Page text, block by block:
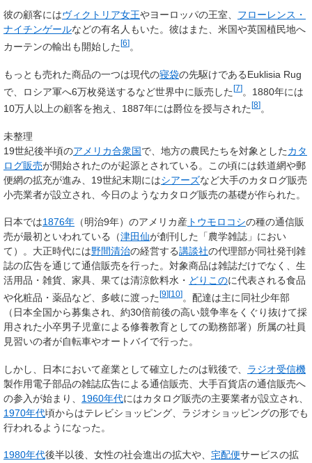
彼の顧客にはヴィクトリア女王やヨーロッパの王室、 フローレンス・
ナイチンゲールなどの有名人もいた。彼はまた、米国や英国植民地へ
カーテンの輸出も開始した [6] 。
もっとも売れた商品の一つは現代の寝袋の先駆けであるEuklisia Rug
で、ロシア軍へ6万枚発送するなど世界中に販売した[7]。1880年には
10万人以上の顧客を抱え、1887年には爵位を授与された [8] 。
未整理
19世紀後半頃のアメリカ合衆国で、地方の農民たちを対象としたカタ
ログ販売が開始されたのが起源とされている。この頃には鉄道網や郵
便網の拡充が進み、19世紀末期にはシアーズなど大手のカタログ販売
小売業者が設立され、今日のようなカタログ販売の基礎が作られた。
日本では1876年 （明治9年）のアメリカ産 トウモロコシの種の通信販
売が最初といわれている（津田仙が創刊した「農学雑誌」におい
て）。大正時代には野間清治の経営する講談社の代理部が同社発刊雑
誌の広告を通じて通信販売を行った。対象商品は雑誌だけでなく、生
活用品・雑貨、家具、果ては清涼飲料水・ どりこのに代表される食品
や化粧品・薬品など、多岐に渡った [9][10] 。配達は主に同社少年部
（日本全国から募集され、約30倍前後の高い競争率をくぐり抜けて採
用された小卒男子児童による修養教育としての勤務部署）所属の社員
見習いの者が自転車やオートバイで行った。
しかし、日本において産業として確立したのは戦後で、 ラジオ受信機
製作用電子部品の雑誌広告による通信販売、大手百貨店の通信販売へ
の参入が始まり、 1960年代にはカタログ販売の主要業者が設立され、
1970年代頃からはテレビショッピング、ラジオショッピングの形でも
行われるようになった。
1980年代後半以後、女性の社会進出の拡大や、 宅配便サービスの拡